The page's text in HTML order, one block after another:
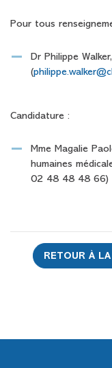
Pour tous
Dr Philippe
(
Candidature :
Mme Magalie
humaines
02 48 48 48 66)
RETOUR À